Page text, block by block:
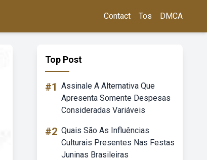
Contact Tos DMCA
Top Post
#1 Assinale A Alternativa Que
Apresenta Somente Despesas
Consideradas Variáveis
#2 Quais São As Influências
Culturais Presentes Nas Festas
Juninas Brasileiras